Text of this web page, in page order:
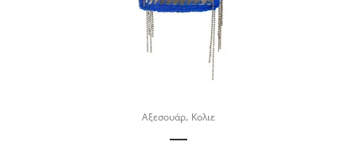
Αξεσουάρ, Κολιε